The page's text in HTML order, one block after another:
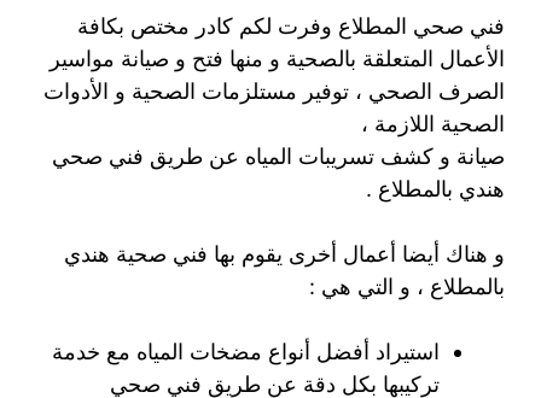
فني صحي المطلاع وفرت لكم كادر مختص بكافة
الأعمال المتعلقة بالصحية و منها فتح و صيانة مواسير
الصرف الصحي ، توفير مستلزمات الصحية و الأدوات
الصحية اللازمة ،
صيانة و كشف تسريبات المياه عن طريق فني صحي
هندي بالمطلاع .
و هناك أيضا أعمال أخرى يقوم بها فني صحية هندي
بالمطلاع ، و التي هي :
استيراد أفضل أنواع مضخات المياه مع خدمة
تركيبها بكل دقة عن طريق فني صحي